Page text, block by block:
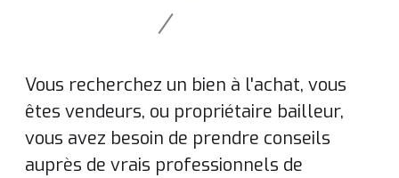
Vous recherchez un bien à l'achat, vous
êtes vendeurs, ou propriétaire bailleur,
vous avez besoin de prendre conseils
auprès de vrais professionnels de